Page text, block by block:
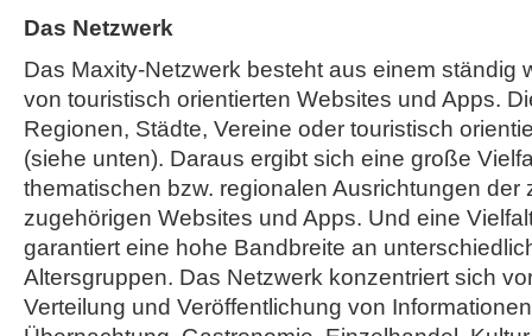
Das Netzwerk
Das Maxity-Netzwerk besteht aus einem ständig
von touristisch orientierten Websites und Apps.
Regionen, Städte, Vereine oder touristisch
(siehe unten). Daraus ergibt sich eine große
thematischen bzw. regionalen Ausrichtungen der
zugehörigen Websites und Apps. Und eine
garantiert eine hohe Bandbreite an
Altersgruppen. Das Netzwerk konzentriert sich
Verteilung und Veröffentlichung von